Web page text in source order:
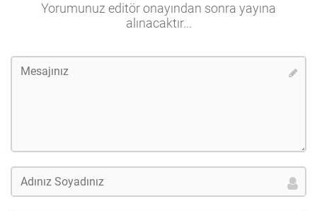
Yorumunuz editör onayından sonra yayına
alınacaktır...